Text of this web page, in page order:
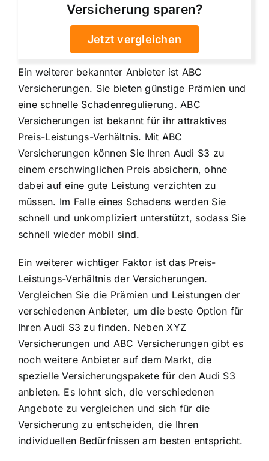
Versicherung sparen?
Jetzt vergleichen
Ein weiterer bekannter Anbieter ist ABC
Versicherungen. Sie bieten günstige Prämien und
eine schnelle Schadenregulierung. ABC
Versicherungen ist bekannt für ihr attraktives
Preis-Leistungs-Verhältnis. Mit ABC
Versicherungen können Sie Ihren Audi S3 zu
einem erschwinglichen Preis absichern, ohne
dabei auf eine gute Leistung verzichten zu
müssen. Im Falle eines Schadens werden Sie
schnell und unkompliziert unterstützt, sodass Sie
schnell wieder mobil sind.
Ein weiterer wichtiger Faktor ist das Preis-
Leistungs-Verhältnis der Versicherungen.
Vergleichen Sie die Prämien und Leistungen der
verschiedenen Anbieter, um die beste Option für
Ihren Audi S3 zu finden. Neben XYZ
Versicherungen und ABC Versicherungen gibt es
noch weitere Anbieter auf dem Markt, die
spezielle Versicherungspakete für den Audi S3
anbieten. Es lohnt sich, die verschiedenen
Angebote zu vergleichen und sich für die
Versicherung zu entscheiden, die Ihren
individuellen Bedürfnissen am besten entspricht.